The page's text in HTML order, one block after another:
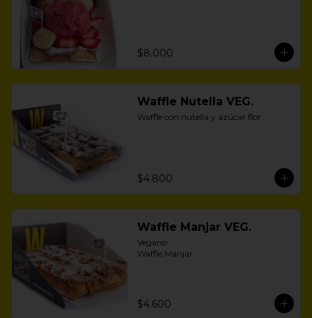
$8.000
Waffle Nutella VEG.
Waffle con nutella y azúcar flor.
$4.800
Waffle Manjar VEG.
Vegano
Waffle Manjar
$4.600